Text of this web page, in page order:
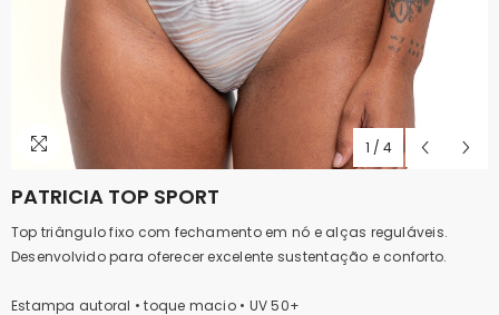
1 / 4
PATRICIA TOP SPORT
Top triângulo fixo com fechamento em nó e alças reguláveis.
Desenvolvido para oferecer excelente sustentação e conforto.
Estampa autoral • toque macio • UV 50+